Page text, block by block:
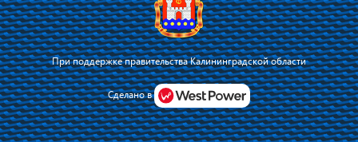
Я соглашаюсь с тем, что владелец сайта использует файлы cookie для
повышения удобства работы на сайте и сервис Яндекс.Метрика. Оставаясь
на сайте, я соглашаюсь сполитикой их применения.
Принять
При поддержке правительства Калининградской области
Сделано в